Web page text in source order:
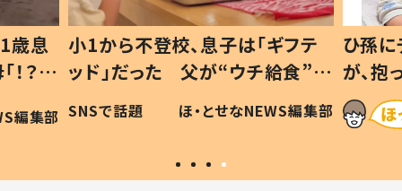
歳息
？」
編集部
小1から不登校、息子は「ギフテ
ッド」だった 父が“ウチ給食”を
作り続ける理由とは #令和の親
#令和の子
SNSで話題 ほ・とせなNEWS編集部
ひ孫
が、
「涙が
い」